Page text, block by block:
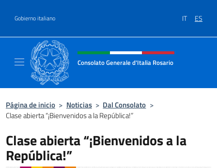
Gobierno italiano IT ES
Encabezado del sitio web,
Consolato Generale d'Italia Rosario
Página de inicio > Noticias > Dal Consolato >
Clase abierta “¡Bienvenidos a la República!”
Clase abierta “¡Bienvenidos a la
República!”